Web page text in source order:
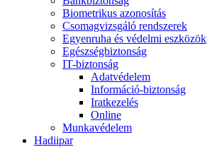
Biometrikus azonosítás
Csomagvizsgáló rendszerek
Egyenruha és védelmi eszközök
Egészségbiztonság
IT-biztonság
Adatvédelem
Információ-biztonság
Iratkezelés
Online
Munkavédelem
Hadiipar